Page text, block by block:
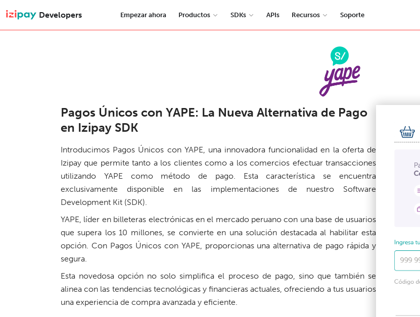
Developers Empezar ahora Productos SDKs APIs Recursos Soporte
Pagos Únicos con YAPE: La Nueva Alternativa de Pago
en Izipay SDK
Introducimos Pagos Únicos con YAPE, una innovadora funcionalidad en la oferta de
Izipay que permite tanto a los clientes como a los comercios efectuar transacciones
utilizando YAPE como método de pago. Esta característica se encuentra
exclusivamente disponible en las implementaciones de nuestro Software
Development Kit (SDK).
YAPE, líder en billeteras electrónicas en el mercado peruano con una base de usuarios
que supera los 10 millones, se convierte en una solución destacada al habilitar esta
opción. Con Pagos Únicos con YAPE, proporcionas una alternativa de pago rápida y
segura.
Esta novedosa opción no solo simplifica el proceso de pago, sino que también se
alinea con las tendencias tecnológicas y financieras actuales, ofreciendo a tus usuarios
una experiencia de compra avanzada y eficiente.